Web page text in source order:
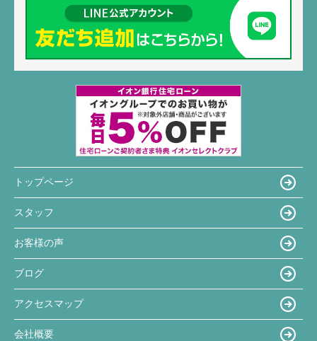
トップページ
スタッフ
お客様の声
ブログ
アクセスマップ
会社概要